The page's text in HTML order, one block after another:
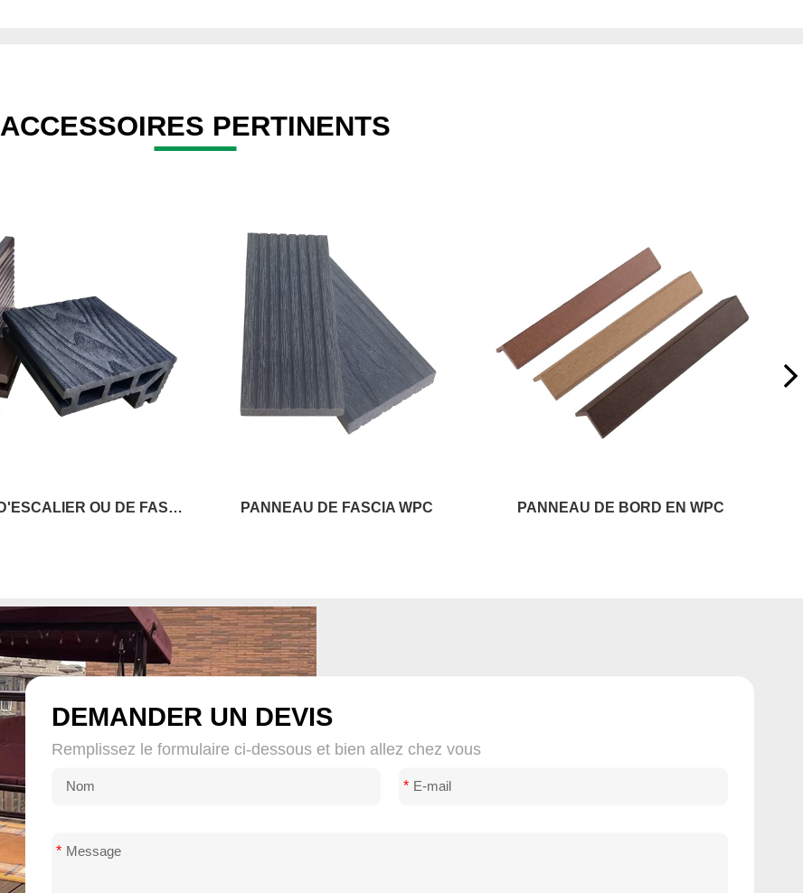
ACCESSOIRES PERTINENTS
PLANCHE D'ESCALIER OU DE FASCIA PANNEAU DE FASCIA WPC PANNEAU DE BORD EN WPC
DEMANDER UN DEVIS
Remplissez le formulaire ci-dessous et bien allez chez vous
*
*